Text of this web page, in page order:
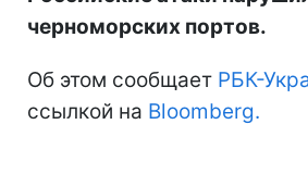
черноморских портов.
Об этом сообщает РБК-
ссылкой на Bloomberg.